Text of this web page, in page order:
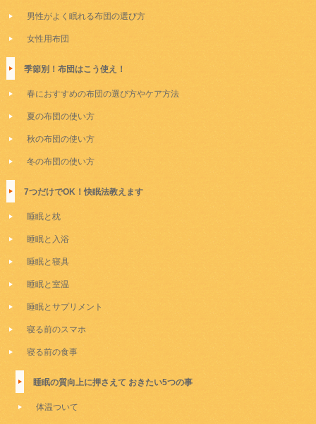
男性がよく眠れる布団の選び方
女性用布団
季節別！布団はこう使え！
春におすすめの布団の選び方やケア方法
夏の布団の使い方
秋の布団の使い方
冬の布団の使い方
7つだけでOK！快眠法教えます
睡眠と枕
睡眠と入浴
睡眠と寝具
睡眠と室温
睡眠とサプリメント
寝る前のスマホ
寝る前の食事
睡眠の質向上に押さえて おきたい5つの事
体温ついて